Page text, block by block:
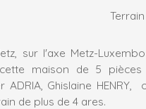
Terrain
sur l'axe Metz-
cette maison de 5
ADRIA, Ghislaine
de plus de 4 ares.